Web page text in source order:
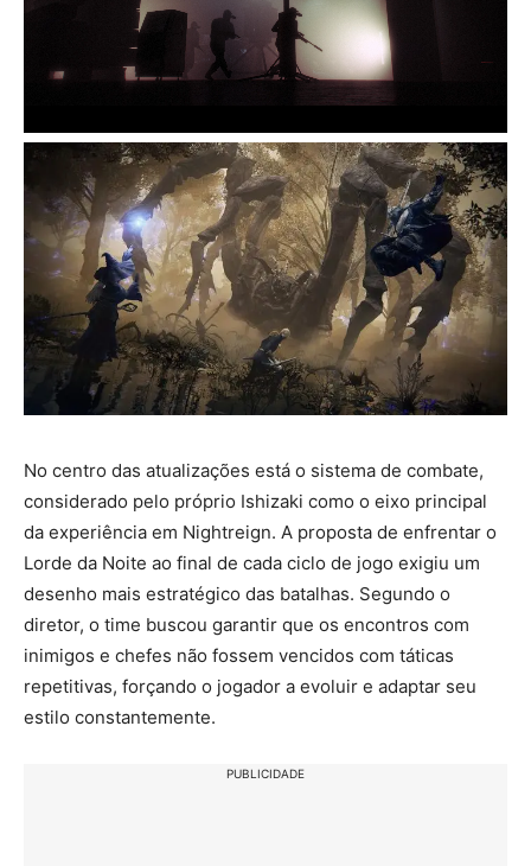
No centro das atualizações está o sistema de combate,
considerado pelo próprio Ishizaki como o eixo principal
da experiência em Nightreign. A proposta de enfrentar o
Lorde da Noite ao final de cada ciclo de jogo exigiu um
desenho mais estratégico das batalhas. Segundo o
diretor, o time buscou garantir que os encontros com
inimigos e chefes não fossem vencidos com táticas
repetitivas, forçando o jogador a evoluir e adaptar seu
estilo constantemente.
PUBLICIDADE